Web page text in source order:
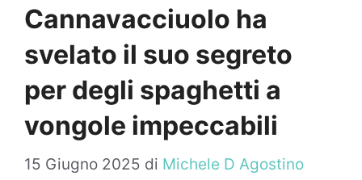
Cannavacciuolo ha
svelato il suo segreto
per degli spaghetti a
vongole impeccabili
15 Giugno 2025 di Michele D Agostino